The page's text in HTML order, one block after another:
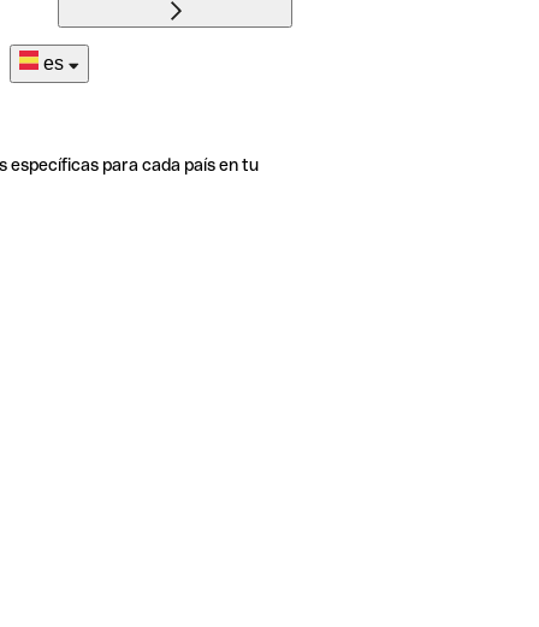
es
específicas para cada país en tu